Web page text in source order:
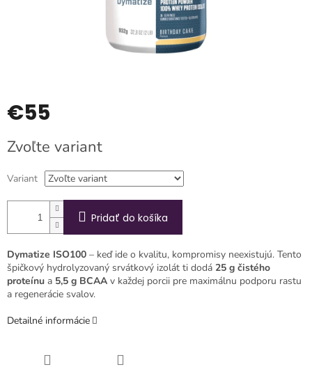
€55
cena:
Zvoľte variant
Variant
Pridať do košíka
Dymatize ISO100 – keď ide o kvalitu, kompromisy neexistujú. Tento
špičkový hydrolyzovaný srvátkový izolát ti dodá 25 g čistého
proteínu a 5,5 g BCAA v každej porcii pre maximálnu podporu rastu
a regenerácie svalov.
Detailné informácie